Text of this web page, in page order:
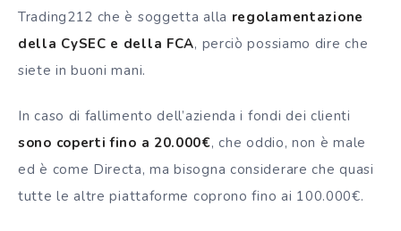
Trading212 che è soggetta alla regolamentazione
della CySEC e della FCA, perciò possiamo dire che
siete in buoni mani.
In caso di fallimento dell’azienda i fondi dei clienti
sono coperti fino a 20.000€, che oddio, non è male
ed è come Directa, ma bisogna considerare che quasi
tutte le altre piattaforme coprono fino ai 100.000€.